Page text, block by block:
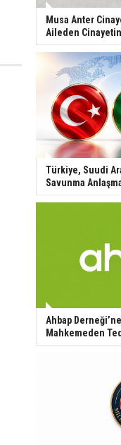
Musa Anter
Aileden Cinayetin
Türkiye, Suudi
Savunma
Ahbap
Mahkemeden